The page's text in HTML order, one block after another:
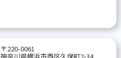
〒220-0061